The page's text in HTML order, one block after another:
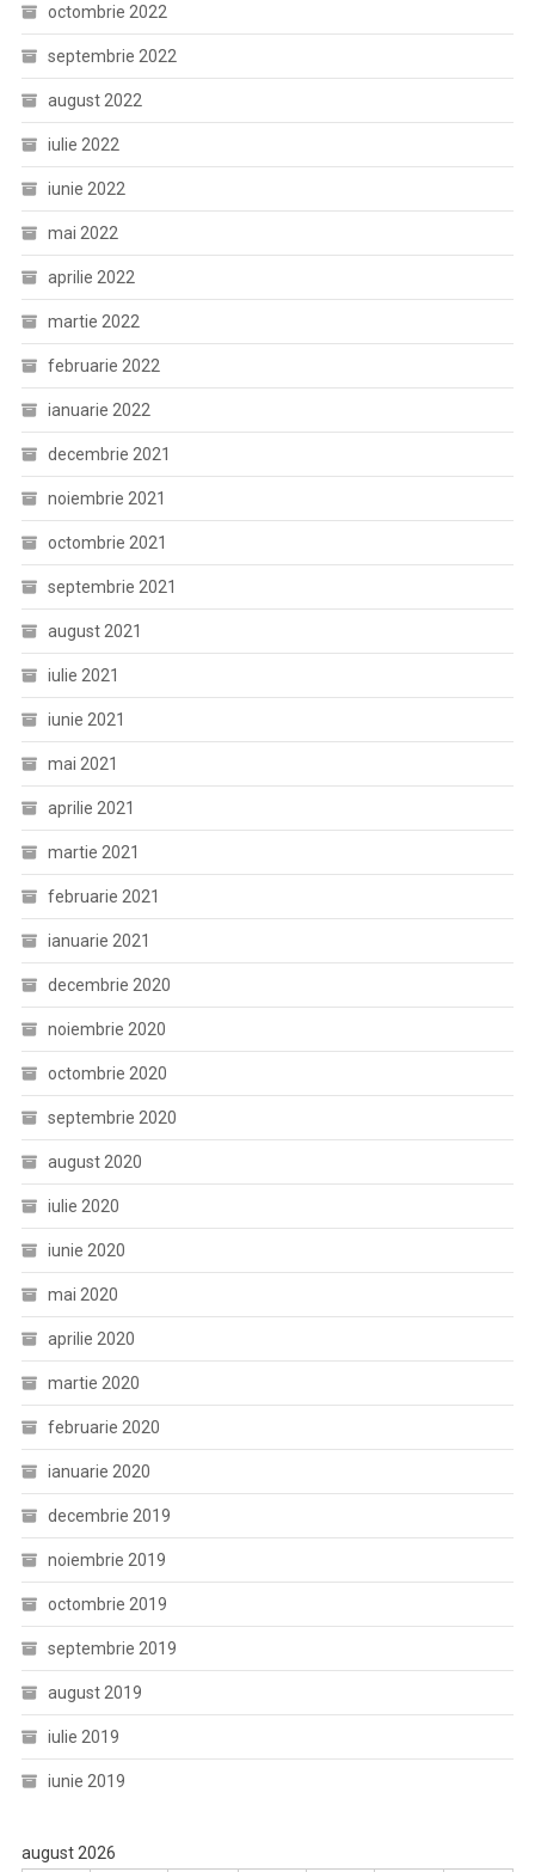
octombrie 2022
septembrie 2022
august 2022
iulie 2022
iunie 2022
mai 2022
aprilie 2022
martie 2022
februarie 2022
ianuarie 2022
decembrie 2021
noiembrie 2021
octombrie 2021
septembrie 2021
august 2021
iulie 2021
iunie 2021
mai 2021
aprilie 2021
martie 2021
februarie 2021
ianuarie 2021
decembrie 2020
noiembrie 2020
octombrie 2020
septembrie 2020
august 2020
iulie 2020
iunie 2020
mai 2020
aprilie 2020
martie 2020
februarie 2020
ianuarie 2020
decembrie 2019
noiembrie 2019
octombrie 2019
septembrie 2019
august 2019
iulie 2019
iunie 2019
august 2026